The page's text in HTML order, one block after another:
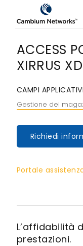
ACCESS
XIRRUS
CAMPI APPLICATIVI
Gestione del
Richiedi
Portale
L’affidabilità
prestazioni.